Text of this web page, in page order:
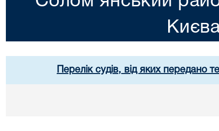
Перелік судів, від яких передано